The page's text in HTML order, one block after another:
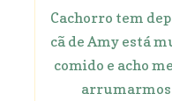
Cachorro tem
cã de Amy está
comido e acho
arrumarmos